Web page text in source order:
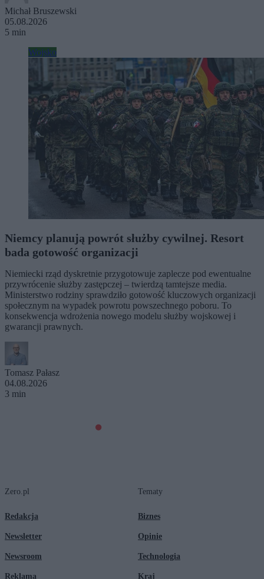
Michał Bruszewski
05.08.2026
5 min
Wojsko
Niemcy planują powrót służby cywilnej. Resort
bada gotowość organizacji
Niemiecki rząd dyskretnie przygotowuje zaplecze pod ewentualne
przywrócenie służby zastępczej – twierdzą tamtejsze media.
Ministerstwo rodziny sprawdziło gotowość kluczowych organizacji
społecznym na wypadek powrotu powszechnego poboru. To
konsekwencja wdrożenia nowego modelu służby wojskowej i
gwarancji prawnych.
Tomasz Pałasz
04.08.2026
3 min
Zero.pl
Redakcja
Newsletter
Newsroom
Reklama
Tematy
Biznes
Opinie
Technologia
Kraj